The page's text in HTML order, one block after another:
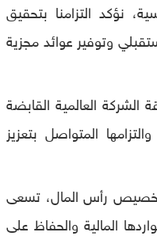
نؤكد التزامنا بتحقيق
وتوفير عوائد مجزية
الشركة العالمية القابضة
المتواصل بتعزيز
رأس المال، تسعى
المالية والحفاظ على